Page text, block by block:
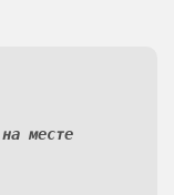
месте